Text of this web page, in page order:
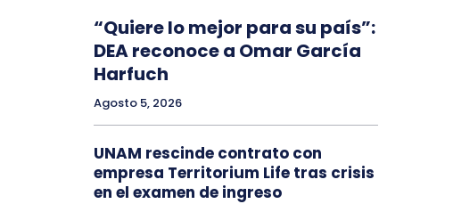
“Quiere lo mejor para su país”:
DEA reconoce a Omar García
Harfuch
Agosto 5, 2026
UNAM rescinde contrato con
empresa Territorium Life tras crisis
en el examen de ingreso